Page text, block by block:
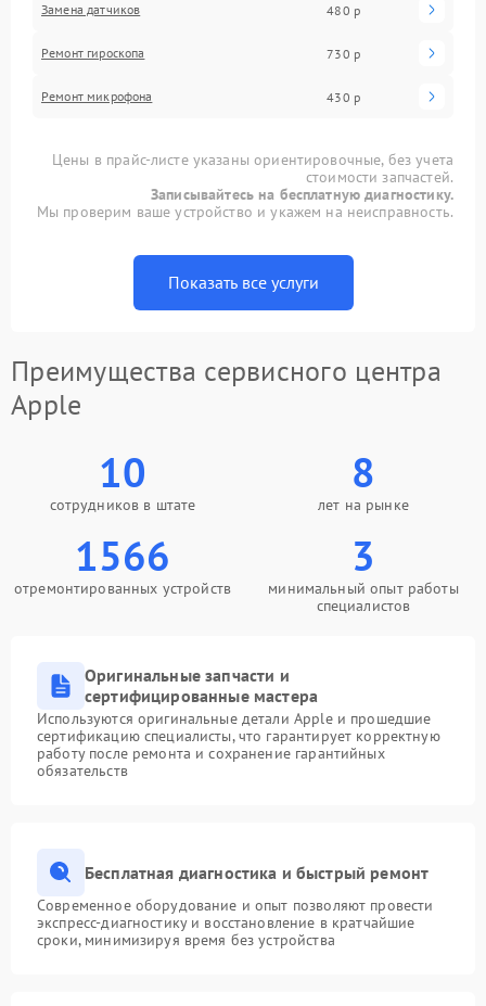
Замена датчиков 480 р
Ремонт гироскопа 730 р
Ремонт микрофона 430 р
Цены в прайс-листе указаны ориентировочные, без учета
стоимости запчастей.
Записывайтесь на бесплатную диагностику.
Мы проверим ваше устройство и укажем на неисправность.
Показать все услуги
Преимущества сервисного центра
Apple
10
сотрудников в штате
8
лет на рынке
1566
отремонтированных устройств
3
минимальный опыт работы
специалистов
Оригинальные запчасти и
сертифицированные мастера
Используются оригинальные детали Apple и прошедшие
сертификацию специалисты, что гарантирует корректную
работу после ремонта и сохранение гарантийных
обязательств
Бесплатная диагностика и быстрый ремонт
Современное оборудование и опыт позволяют провести
экспресс-диагностику и восстановление в кратчайшие
сроки, минимизируя время без устройства